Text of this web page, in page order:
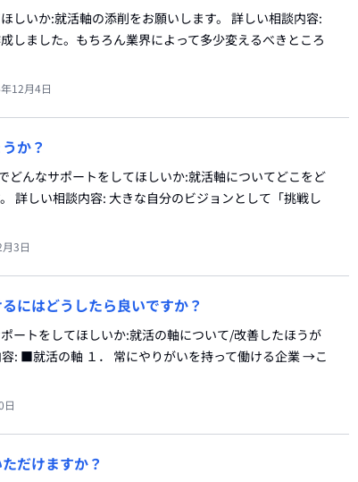
しいか:就活軸の添削をお願いします。 詳しい相談内容:
しました。もちろん業界によって多少変えるべきところ
12月4日
か？
どんなサポートをしてほしいか:就活軸についてどこをど
詳しい相談内容: 大きな自分のビジョンとして「挑戦し
3日
にはどうしたら良いですか？
ートをしてほしいか:就活の軸について/改善したほうが
: ■就活の軸 １． 常にやりがいを持って働ける企業 →こ
日
だけますか？